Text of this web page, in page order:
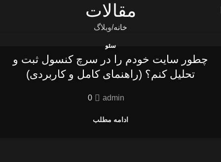
مقالات
خانه وبلاگ
سئو
چطور سایت خودم را در سرچ کنسول ثبت و
تحلیل کنم؟ (راهنمای کامل و کاربردی)
admin
0
ادامه مطلب